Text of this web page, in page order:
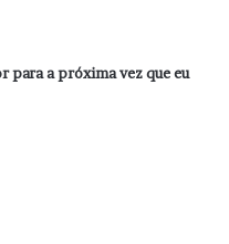
para a próxima vez que eu